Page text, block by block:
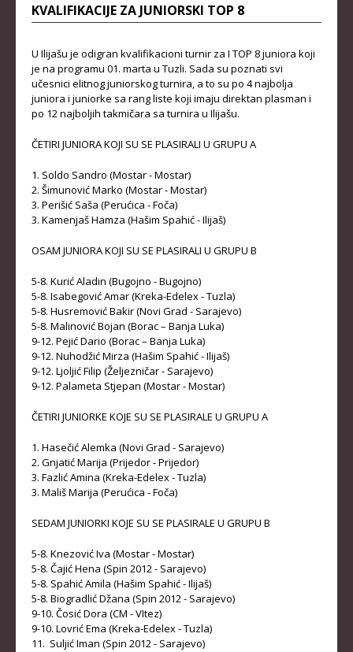
SENIORI
JUNIORI
JUNIORKE
KADETI
KADETKINJE
MLAĐI KADETI
MLAĐE KADETKINJE
NAJMLAĐI KADETI
NAJMLAĐE KADETKINJE
DOKUMENTI
KALENDARI I RASPOREDI
BILTENI TAKMIČENJA
PRAVILNICI
IZVJEŠTAJI I ZAPISNICI
KLUBOVI
KONTAKT
LINKOVI
KVALIFIKACIJE ZA JUNIORSKI TOP 8
U Ilijašu je odigran kvalifikacioni turnir za I TOP 8 juniora koji
je na programu 01. marta u Tuzli. Sada su poznati svi
učesnici elitnog juniorskog turnira, a to su po 4 najbolja
juniora i juniorke sa rang liste koji imaju direktan plasman i
po 12 najboljih takmičara sa turnira u Ilijašu.
ČETIRI JUNIORA KOJI SU SE PLASIRALI U GRUPU A
1. Soldo Sandro (Mostar - Mostar)
2. Šimunović Marko (Mostar - Mostar)
3. Perišić Saša (Perućica - Foča)
3. Kamenjaš Hamza (Hašim Spahić - Ilijaš)
OSAM JUNIORA KOJI SU SE PLASIRALI U GRUPU B
5-8. Kurić Aladin (Bugojno - Bugojno)
5-8. Isabegović Amar (Kreka-Edelex - Tuzla)
5-8. Husremović Bakir (Novi Grad - Sarajevo)
5-8. Malinović Bojan (Borac – Banja Luka)
9-12. Pejić Dario (Borac – Banja Luka)
9-12. Nuhodžić Mirza (Hašim Spahić - Ilijaš)
9-12. Ljoljić Filip (Željezničar - Sarajevo)
9-12. Palameta Stjepan (Mostar - Mostar)
ČETIRI JUNIORKE KOJE SU SE PLASIRALE U GRUPU A
1. Hasečić Alemka (Novi Grad - Sarajevo)
2. Gnjatić Marija (Prijedor - Prijedor)
3. Fazlić Amina (Kreka-Edelex - Tuzla)
3. Mališ Marija (Perućica - Foča)
SEDAM JUNIORKI KOJE SU SE PLASIRALE U GRUPU B
5-8. Knezović Iva (Mostar - Mostar)
5-8. Čajić Hena (Spin 2012 - Sarajevo)
5-8. Spahić Amila (Hašim Spahić - Ilijaš)
5-8. Biogradlić Džana (Spin 2012 - Sarajevo)
9-10. Čosić Dora (CM - VItez)
9-10. Lovrić Ema (Kreka-Edelex - Tuzla)
11. Suljić Iman (Spin 2012 - Sarajevo)